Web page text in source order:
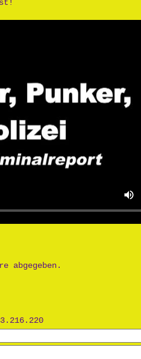
abgegeben.